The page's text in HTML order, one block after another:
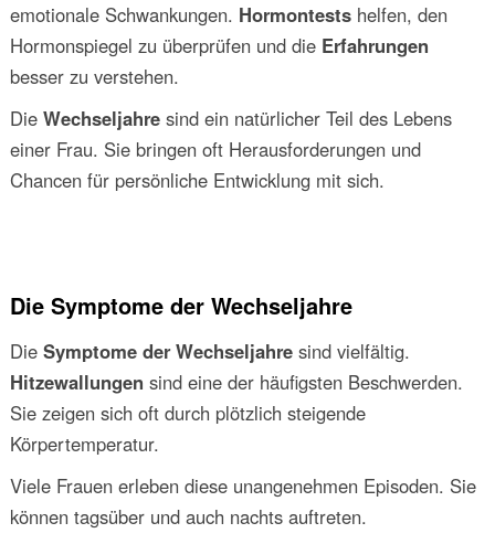
emotionale Schwankungen. Hormontestshelfen, den
Hormonspiegel zu überprüfen und die Erfahrungen
besser zu verstehen.
Die Wechseljahresind ein natürlicher Teil des Lebens
einer Frau. Sie bringen oft Herausforderungen und
Chancen für persönliche Entwicklung mit sich.
Die Symptome der Wechseljahre
Die Symptome der Wechseljahresind vielfältig.
Hitzewallungen sind eine der häufigsten Beschwerden.
Sie zeigen sich oft durch plötzlich steigende
Körpertemperatur.
Viele Frauen erleben diese unangenehmen Episoden. Sie
können tagsüber und auch nachts auftreten.